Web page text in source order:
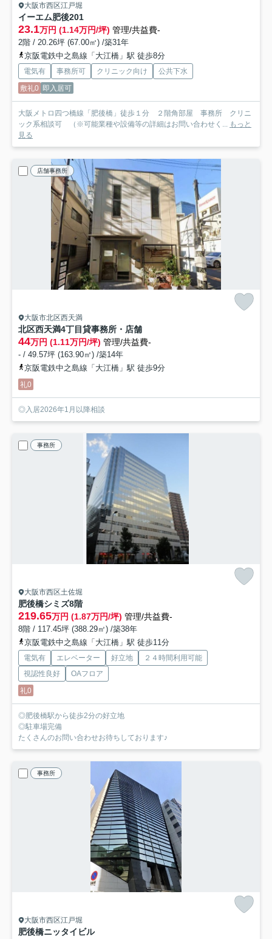
大阪市西区江戸堀
イーエム肥後201
23.1万円 (1.14万円/坪) 管理/共益費-
2階 / 20.26坪 (67.00㎡) /築31年
京阪電鉄中之島線「大江橋」駅 徒歩8分
電気有 事務所可 クリニック向け
公共下水
敷礼0 即入居可
大阪メトロ四つ橋線「肥後橋」徒歩１分 ２階角部屋 事務所 クリニ
ック系相談可 （※可能業種や設備等の詳細はお問い合わせく...
もっと
見る
店舗事務所
大阪市北区西天満
北区西天満4丁目貸事務所・店舗
44万円 (1.11万円/坪) 管理/共益費-
- / 49.57坪 (163.90㎡) /築14年
京阪電鉄中之島線「大江橋」駅 徒歩9分
礼0
◎入居2026年1月以降相談
事務所
大阪市西区土佐堀
肥後橋シミズ8階
219.65万円 (1.87万円/坪) 管理/共益費-
8階 / 117.45坪 (388.29㎡) /築38年
京阪電鉄中之島線「大江橋」駅 徒歩11分
電気有 エレベーター 好立地
２４時間利用可能
視認性良好
OAフロア
礼0
◎肥後橋駅から徒歩2分の好立地
◎駐車場完備
たくさんのお問い合わせお待ちしております♪
事務所
大阪市西区江戸堀
肥後橋ニッタイビル